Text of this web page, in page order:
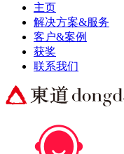
主页
解决方案&服务
客户&案例
获奖
联系我们